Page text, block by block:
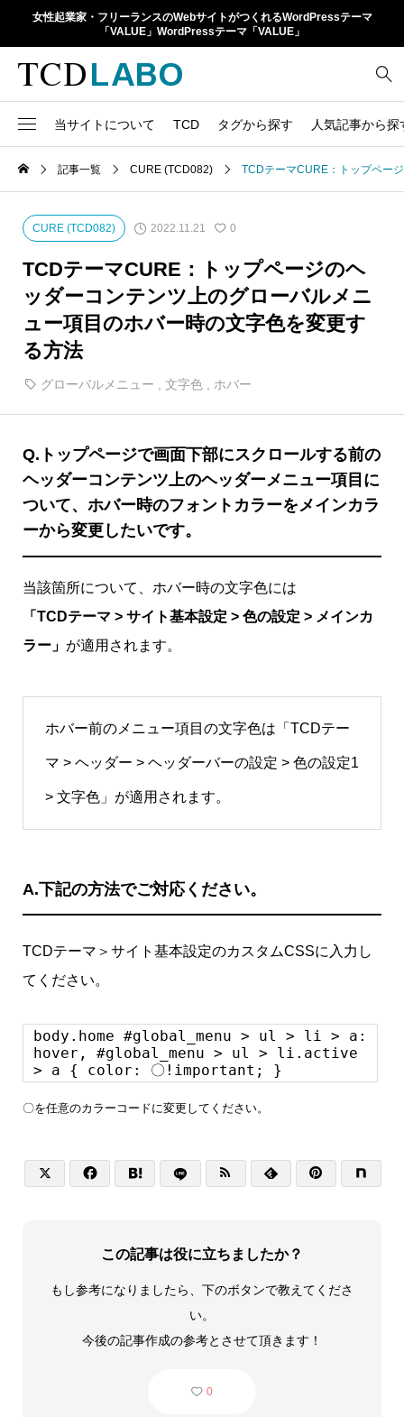
女性起業家・フリーランスのWebサイトがつくれるWordPressテーマ
「VALUE」WordPressテーマ「VALUE」
当サイトについて TCD タグから探す 人気記事から探
Google Map
14
iframe 17
meta description
SNSアイコン
TCDクラシックエディタ
ラグイン
TCD LABOとは
TCDテーマ一覧
ファイルの編集方法
WordPressテーマ比較
人気ランキング
アップデート情報
よくあるご質問
記事一覧 CURE (TCD082) TCDテーマCURE：トップペー
CURE (TCD082) 2022.11.21 0
TCDテーマCURE：トップページのヘ
ッダーコンテンツ上のグローバルメニ
ュー項目のホバー時の文字色を変更す
る方法
グローバルメニュー 文字色 ホバー
Q. トップページで画面下部にスクロールする前の
ヘッダーコンテンツ上のヘッダーメニュー項目に
ついて、ホバー時のフォントカラーをメインカラ
ーから変更したいです。
当該箇所について、ホバー時の文字色には
「TCDテーマ > サイト基本設定 > 色の設定 > メインカ
ラー」 が適用されます。
ホバー前のメニュー項目の文字色は「TCDテー
マ > ヘッダー > ヘッダーバーの設定 > 色の設定1
> 文字色」が適用されます。
A.下記の方法でご対応ください。
TCDテーマ＞サイト基本設定のカスタムCSSに入力し
てください。
body.home #global_menu > ul > li > a:
hover, #global_menu > ul > li.active
> a { color: 〇!important; }
〇を任意のカラーコードに変更してください。
     
この記事は役に立ちましたか？
もし参考になりましたら、下のボタンで教えてくださ
い。
今後の記事作成の参考とさせて頂きます！
0